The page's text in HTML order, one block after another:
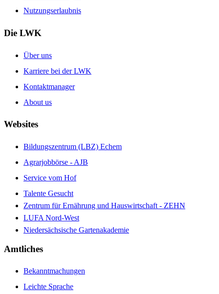
Nutzungserlaubnis
Die LWK
Über uns
Karriere bei der LWK
Kontaktmanager
About us
Websites
Bildungszentrum (LBZ) Echem
Agrarjobbörse - AJB
Service vom Hof
Talente Gesucht
Zentrum für Ernährung und Hauswirtschaft - ZEHN
LUFA Nord-West
Niedersächsische Gartenakademie
Amtliches
Bekanntmachungen
Leichte Sprache